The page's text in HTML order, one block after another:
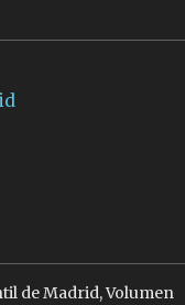
de Madrid, Volumen